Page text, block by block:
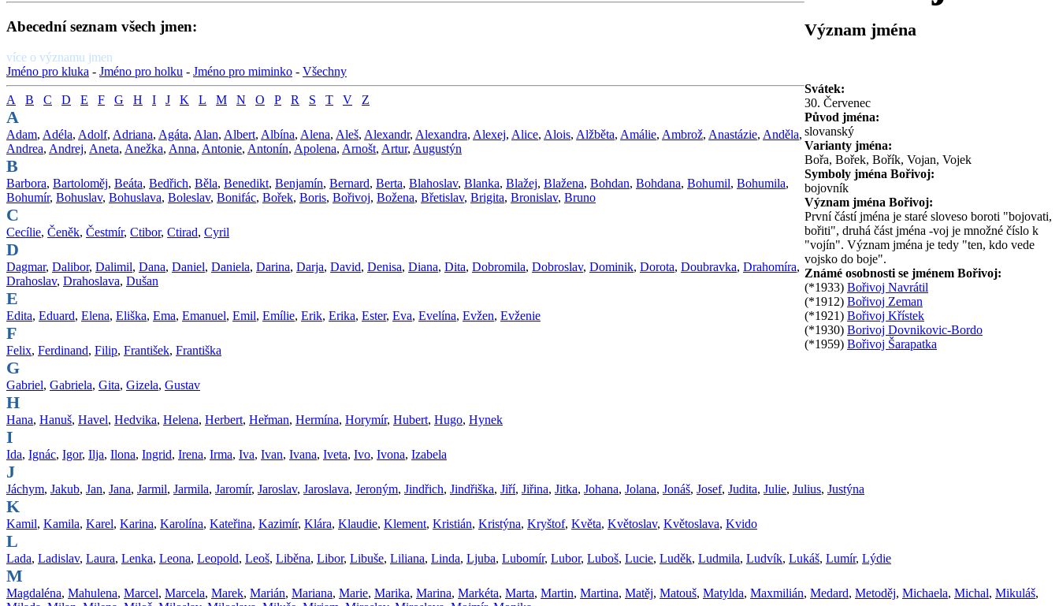
Význam jména
Svátek:
30. Červenec
Původ jména:
slovanský
Varianty jména:
Bořa, Bořek, Bořík, Vojan, Vojek
Symboly jména Bořivoj:
bojovník
Význam jména Bořivoj:
První částí jména je staré sloveso boroti "bojovati,
bořiti", druhá část jména -voj je množné číslo k
"vojín". Význam jména je tedy "ten, kdo vede
vojsko do boje".
Známé osobnosti se jménem Bořivoj:
(*1933) Bořivoj Navrátil
(*1912) Bořivoj Zeman
(*1921) Bořivoj Křístek
(*1930) Borivoj Dovnikovic-Bordo
(*1959) Bořivoj Šarapatka
Abecední seznam všech jmen:
více o významu jmen
Jméno pro kluka - Jméno pro holku - Jméno pro miminko - Všechny
A B C D E F G H I J K L M N O P R S T V Z
A
Adam, Adéla, Adolf, Adriana, Agáta, Alan, Albert, Albína, Alena, Aleš, Alexandr, Alexandra, Alexej, Alice, Alois, Alžběta, Amálie, Ambrož, Anastázie, Anděla,
Andrea, Andrej, Aneta, Anežka, Anna, Antonie, Antonín, Apolena, Arnošt, Artur, Augustýn
B
Barbora, Bartoloměj, Beáta, Bedřich, Běla, Benedikt, Benjamín, Bernard, Berta, Blahoslav, Blanka, Blažej, Blažena, Bohdan, Bohdana, Bohumil, Bohumila,
Bohumír, Bohuslav, Bohuslava, Boleslav, Bonifác, Bořek, Boris, Bořivoj, Božena, Břetislav, Brigita, Bronislav, Bruno
C
Cecílie, Čeněk, Čestmír, Ctibor, Ctirad, Cyril
D
Dagmar, Dalibor, Dalimil, Dana, Daniel, Daniela, Darina, Darja, David, Denisa, Diana, Dita, Dobromila, Dobroslav, Dominik, Dorota, Doubravka, Drahomíra,
Drahoslav, Drahoslava, Dušan
E
Edita, Eduard, Elena, Eliška, Ema, Emanuel, Emil, Emílie, Erik, Erika, Ester, Eva, Evelína, Evžen, Evženie
F
Felix, Ferdinand, Filip, František, Františka
G
Gabriel, Gabriela, Gita, Gizela, Gustav
H
Hana, Hanuš, Havel, Hedvika, Helena, Herbert, Heřman, Hermína, Horymír, Hubert, Hugo, Hynek
I
Ida, Ignác, Igor, Ilja, Ilona, Ingrid, Irena, Irma, Iva, Ivan, Ivana, Iveta, Ivo, Ivona, Izabela
J
Jáchym, Jakub, Jan, Jana, Jarmil, Jarmila, Jaromír, Jaroslav, Jaroslava, Jeroným, Jindřich, Jindřiška, Jiří, Jiřina, Jitka, Johana, Jolana, Jonáš, Josef, Judita, Julie, Julius, Justýna
K
Kamil, Kamila, Karel, Karina, Karolína, Kateřina, Kazimír, Klára, Klaudie, Klement, Kristián, Kristýna, Kryštof, Květa, Květoslav, Květoslava, Kvido
L
Lada, Ladislav, Laura, Lenka, Leona, Leopold, Leoš, Liběna, Libor, Libuše, Liliana, Linda, Ljuba, Lubomír, Lubor, Luboš, Lucie, Luděk, Ludmila, Ludvík, Lukáš, Lumír, Lýdie
M
Magdaléna, Mahulena, Marcel, Marcela, Marek, Marián, Mariana, Marie, Marika, Marina, Markéta, Marta, Martin, Martina, Matěj, Matouš, Matylda, Maxmilián, Medard, Metoděj, Michaela, Michal, Mikuláš,